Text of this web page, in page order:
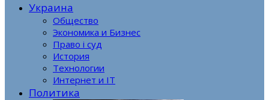
Украина
Общество
Экономика и Бизнес
Право і суд
История
Технологии
Интернет и IT
Политика